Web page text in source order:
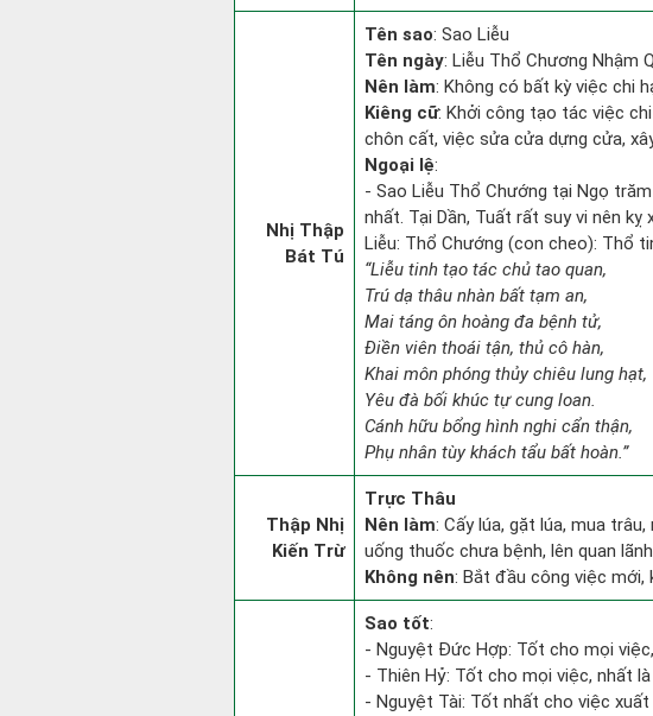
Nhị Thập
Bát Tú
Tên sao: Sao Liễu
Tên ngày: Liễu Thổ Chương Nhậm
Nên làm: Không có bất kỳ việc chi
Kiêng cữ: Khởi công tạo tác việc
chôn cất, việc sửa cửa dựng cửa,
Ngoại lệ:
- Sao Liễu Thổ Chướng tại Ngọ
nhất. Tại Dần, Tuất rất suy vi nên kỵ
Liễu: Thổ Chướng (con cheo): Thổ
“Liễu tinh tạo tác chủ tao quan,
Trú dạ thâu nhàn bất tạm an,
Mai táng ôn hoàng đa bệnh tử,
Điền viên thoái tận, thủ cô hàn,
Khai môn phóng thủy chiêu lung hạt,
Yêu đà bối khúc tự cung loan.
Cánh hữu bổng hình nghi cẩn thận,
Phụ nhân tùy khách tẩu bất hoàn.”
Thập Nhị
Kiến Trừ
Trực Thâu
Nên làm: Cấy lúa, gặt lúa, mua
uống thuốc chưa bệnh, lên quan
Không nên: Bắt đầu công việc mới,
Sao tốt:
- Nguyệt Đức Hợp: Tốt cho mọi
- Thiên Hỷ: Tốt cho mọi việc, nhất
- Nguyệt Tài: Tốt nhất cho việc